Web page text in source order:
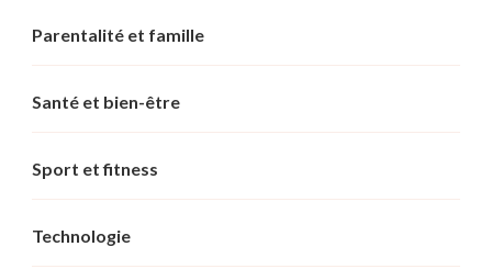
Parentalité et famille
Santé et bien-être
Sport et fitness
Technologie